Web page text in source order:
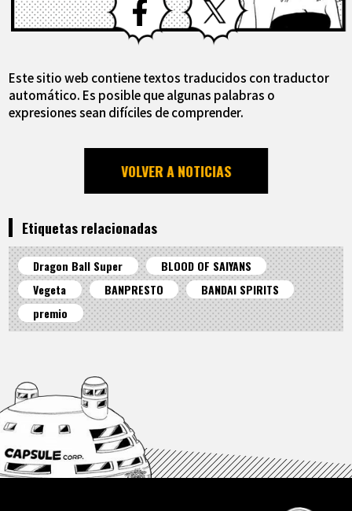
Este sitio web contiene textos traducidos con traductor
automático. Es posible que algunas palabras o
expresiones sean difíciles de comprender.
VOLVER A NOTICIAS
Etiquetas relacionadas
Dragon Ball Super
BLOOD OF SAIYANS
Vegeta
BANPRESTO
BANDAI SPIRITS
premio